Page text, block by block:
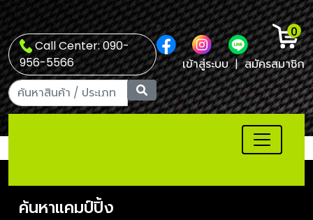
Call Center: 090-
956-5566
0
เข้าสู่ระบบ | สมัครสมาชิก
ค้นหาแคมป์ปิ้ง